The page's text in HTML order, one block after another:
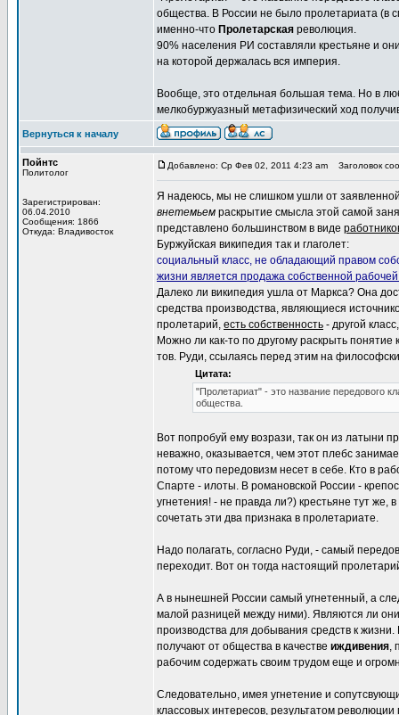
общества. В России не было пролетариата (в
именно-что Пролетарская революция.
90% населения РИ составляли крестьяне и
на которой держалась вся империя.
Вообще, это отдельная большая тема. Но в
мелкобуржуазный метафизический ход
Вернуться к началу
Пойнтс
Политолог
Зарегистрирован:
06.04.2010
Сообщения: 1866
Откуда: Владивосток
Добавлено: Ср Фев 02, 2011 4:23 am Заголовок
Я надеюсь, мы не слишком ушли от
внетемьем раскрытие смысла этой самой
представлено большинством в виде
Буржуйская википедия так и глаголет:
социальный класс, не обладающий правом
жизни является продажа собственной
Далеко ли википедия ушла от Маркса? Она
средства производства, являющиеся
пролетарий, есть собственность - другой
Можно ли как-то по другому раскрыть понятие
тов. Руди, ссылаясь перед этим на
Цитата:
"Пролетариат" - это название передового
общества.
Вот попробуй ему возрази, так он из латыни
неважно, оказывается, чем этот плебс
потому что передовизм несет в себе. Кто в
Спарте - илоты. В романовской России -
угнетения! - не правда ли?) крестьяне тут же,
сочетать эти два признака в пролетариате.
Надо полагать, согласно Руди, - самый
переходит. Вот он тогда настоящий
А в нынешней России самый угнетенный, а
малой разницей между ними). Являются ли
производства для добывания средств к
получают от общества в качестве иждивения,
рабочим содержать своим трудом еще и
Следовательно, имея угнетение и
классовых интересов, результатом